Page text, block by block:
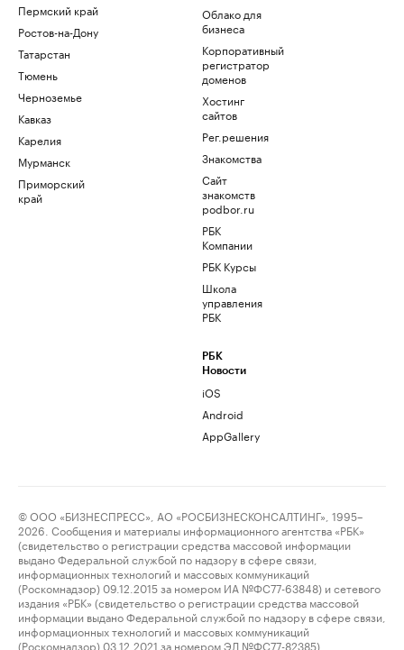
Пермский край
Ростов-на-Дону
Татарстан
Тюмень
Черноземье
Кавказ
Карелия
Мурманск
Приморский
край
Облако для
бизнеса
Корпоративный
регистратор
доменов
Хостинг
сайтов
Рег.решения
Знакомства
Сайт
знакомств
podbor.ru
РБК
Компании
РБК Курсы
Школа
управления
РБК
РБК
Новости
iOS
Android
AppGallery
© ООО «БИЗНЕСПРЕСС», АО «РОСБИЗНЕСКОНСАЛТИНГ», 1995–
2026. Сообщения и материалы информационного агентства «РБК»
(свидетельство о регистрации средства массовой информации
выдано Федеральной службой по надзору в сфере связи,
информационных технологий и массовых коммуникаций
(Роскомнадзор) 09.12.2015 за номером ИА №ФС77-63848) и сетевого
издания «РБК» (свидетельство о регистрации средства массовой
информации выдано Федеральной службой по надзору в сфере связи,
информационных технологий и массовых коммуникаций
(Роскомнадзор) 03.12.2021 за номером ЭЛ №ФС77-82385)